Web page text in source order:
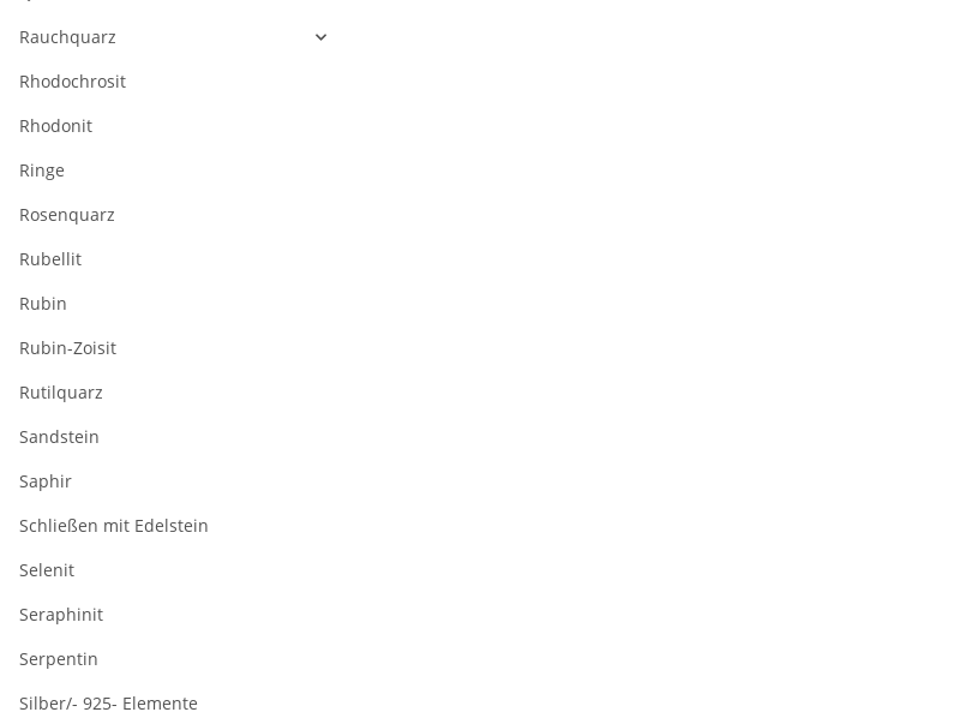
Rauchquarz
Rhodochrosit
Rhodonit
Ringe
Rosenquarz
Rubellit
Rubin
Rubin-Zoisit
Rutilquarz
Sandstein
Saphir
Schließen mit Edelstein
Selenit
Seraphinit
Serpentin
Silber/- 925- Elemente